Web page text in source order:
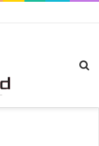
‘Baljanggi’